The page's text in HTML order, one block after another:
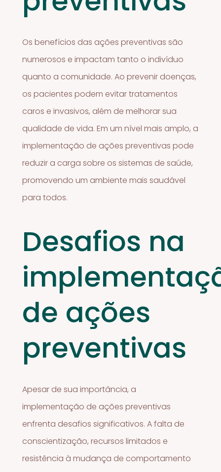
Os benefícios das ações preventivas são
numerosos e impactam tanto o indivíduo
quanto a comunidade. Ao prevenir doenças,
os pacientes podem evitar tratamentos
caros e invasivos, além de melhorar sua
qualidade de vida. Em um nível mais amplo, a
implementação de ações preventivas pode
reduzir a carga sobre os sistemas de saúde,
promovendo um ambiente mais saudável
para todos.
Desafios na
de ações
preventivas
Apesar de sua importância, a
implementação de ações preventivas
enfrenta desafios significativos. A falta de
conscientização, recursos limitados e
resistência à mudança de comportamento